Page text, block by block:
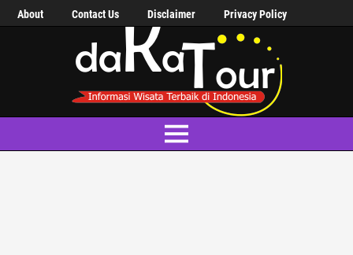
About Contact Us Disclaimer Privacy Policy